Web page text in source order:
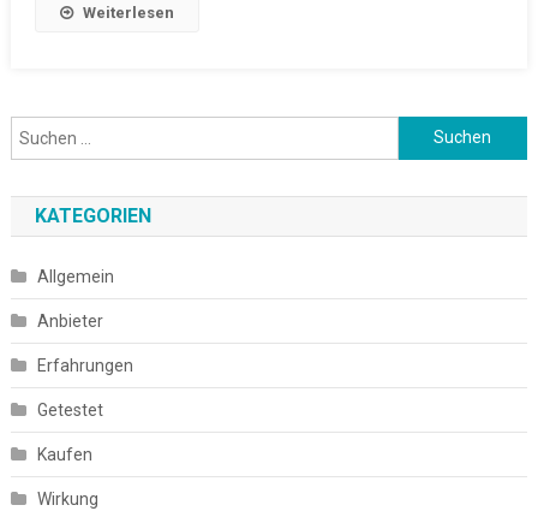
Weiterlesen
Suchen
nach:
KATEGORIEN
Allgemein
Anbieter
Erfahrungen
Getestet
Kaufen
Wirkung